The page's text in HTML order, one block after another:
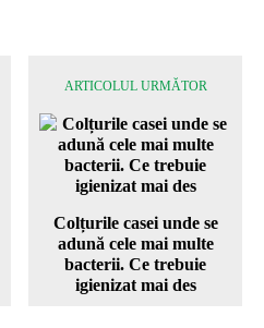
ARTICOLUL URMĂTOR
Colțurile casei unde se
adună cele mai multe
bacterii. Ce trebuie
igienizat mai des